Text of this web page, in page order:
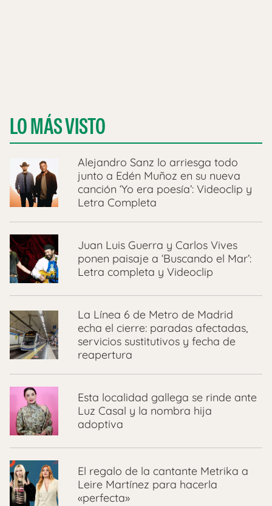
LO MÁS VISTO
Alejandro Sanz lo arriesga todo
junto a Edén Muñoz en su nueva
canción ‘Yo era poesía’: Videoclip y
Letra Completa
Juan Luis Guerra y Carlos Vives
ponen paisaje a ‘Buscando el Mar’:
Letra completa y Videoclip
La Línea 6 de Metro de Madrid
echa el cierre: paradas afectadas,
servicios sustitutivos y fecha de
reapertura
Esta localidad gallega se rinde ante
Luz Casal y la nombra hija
adoptiva
El regalo de la cantante Metrika a
Leire Martínez para hacerla
«perfecta»